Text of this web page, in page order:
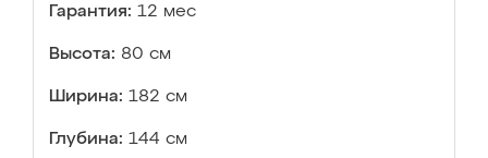
Гарантия: 12 мес
Высота: 80 см
Ширина: 182 см
Глубина: 144 см